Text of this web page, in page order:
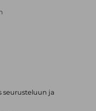
seurusteluun ja